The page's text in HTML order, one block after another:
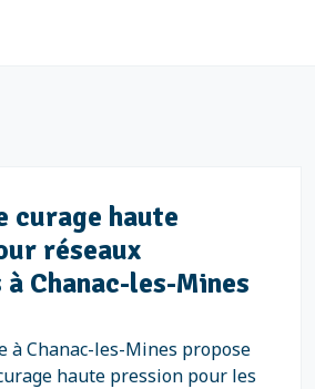
curage haute
réseaux
Chanac-les-Mines
à Chanac-les-Mines propose
haute pression pour les